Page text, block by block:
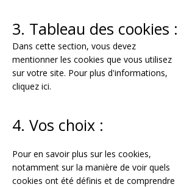
3. Tableau des cookies :
Dans cette section, vous devez
mentionner les cookies que vous utilisez
sur votre site. Pour plus d'informations,
cliquez ici.
4. Vos choix :
Pour en savoir plus sur les cookies,
notamment sur la manière de voir quels
cookies ont été définis et de comprendre